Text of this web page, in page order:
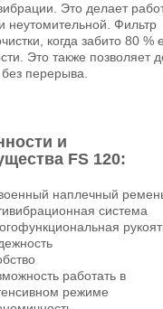
Это делает
неутомительной. Фильтр
когда забито 80 %
Это также позволяет
перерыва.
и
FS 120:
наплечный
система
работать в
режиме